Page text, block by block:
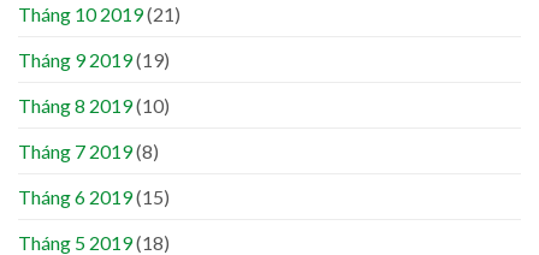
Tháng 10 2019(21)
Tháng 9 2019(19)
Tháng 8 2019(10)
Tháng 7 2019(8)
Tháng 6 2019(15)
Tháng 5 2019(18)